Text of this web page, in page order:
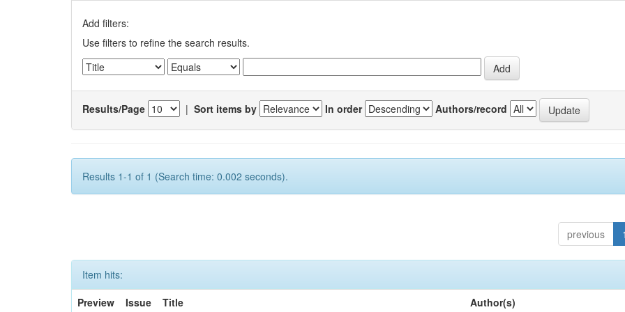
Add filters:
Use filters to refine the search results.
Results/Page | Sort items by In order Authors/record
Results 1-1 of 1 (Search time: 0.002 seconds).
previous 1
Item hits:
Preview
Issue
Title Author(s)